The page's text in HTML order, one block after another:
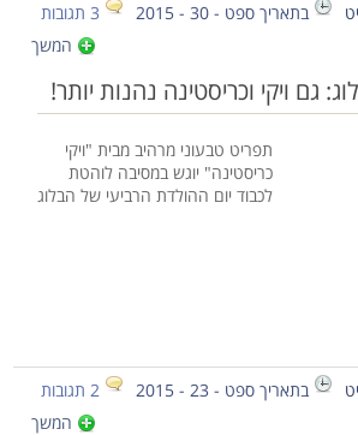
בתאריך ספט - 30 - 2015
3 תגובות
המשך
תפריט טבעוני מרהיב מבית "ויקי
כריסטינה" יוגש במסיבה לוהטת
לכבוד יום ההולדת הרביעי של הבלוג
בתאריך ספט - 23 - 2015
2 תגובות
המשך